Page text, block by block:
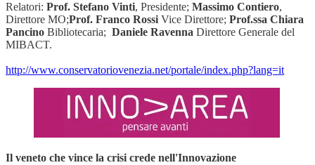
Relatori: Prof. Stefano Vinti, Presidente; Massimo Contiero,
Direttore MO;Prof. Franco RossiVice Direttore; Prof.ssa Chiara
Pancino Bibliotecaria; Daniele Ravenna Direttore Generale del
MIBACT.
http://www.conservatoriovenezia.net/portale/index.php?lang=it
Il veneto che vince la crisi crede nell'Innovazione